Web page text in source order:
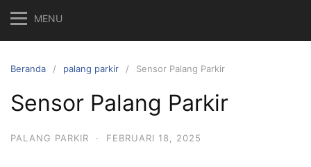
MENU
Beranda palang parkir Sensor Palang Parkir
Sensor Palang Parkir
PALANG PARKIR · FEBRUARI 18, 2025